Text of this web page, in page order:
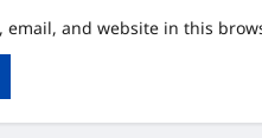
email, and website in this